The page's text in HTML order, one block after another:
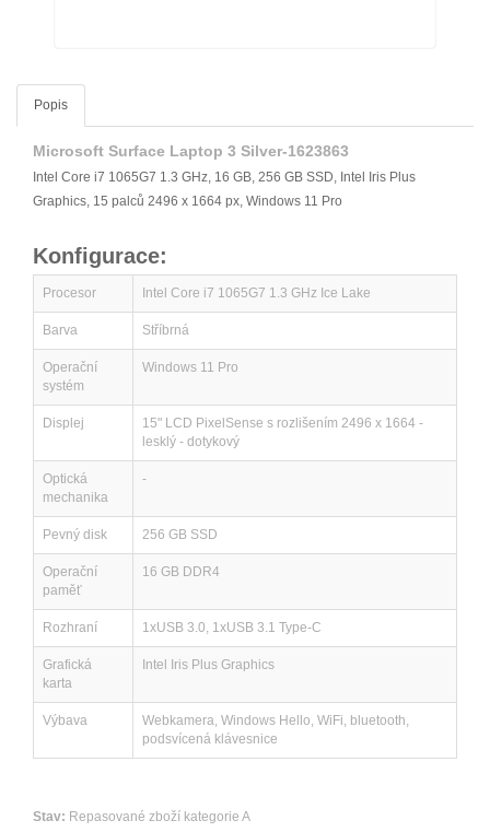
Popis
Microsoft Surface Laptop 3 Silver-1623863
Intel Core i7 1065G7 1.3 GHz, 16 GB, 256 GB SSD, Intel Iris Plus
Graphics, 15 palců 2496 x 1664 px, Windows 11 Pro
Konfigurace:
Procesor Intel Core i7 1065G7 1.3 GHz Ice Lake
Barva Stříbrná
Operační
systém
Windows 11 Pro
Displej
15" LCD PixelSense s rozlišením 2496 x 1664 -
lesklý - dotykový
Optická
mechanika
-
Pevný disk 256 GB SSD
Operační
paměť
16 GB DDR4
Rozhraní 1xUSB 3.0, 1xUSB 3.1 Type-C
Grafická
karta
Intel Iris Plus Graphics
Výbava
Webkamera, Windows Hello, WiFi, bluetooth,
podsvícená klávesnice
Stav: Repasované zboží kategorie A